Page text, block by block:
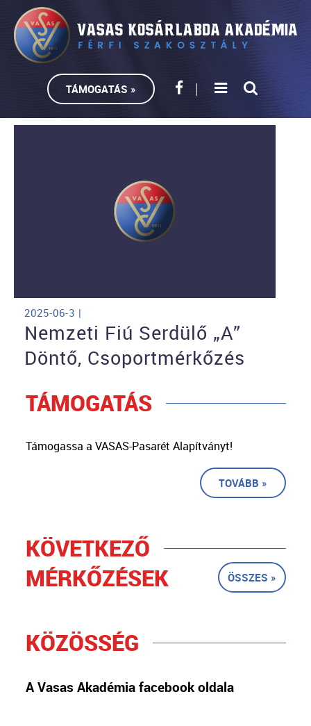
TÁMOGATÁS »
2025-06-3 |
Nemzeti Fiú Serdülő „A”
Döntő, Csoportmérkőzés
TÁMOGATÁS
Támogassa a VASAS-Pasarét Alapítványt!
TOVÁBB »
KÖVETKEZŐ
MÉRKŐZÉSEK
ÖSSZES »
KÖZÖSSÉG
A Vasas Akadémia facebook oldala